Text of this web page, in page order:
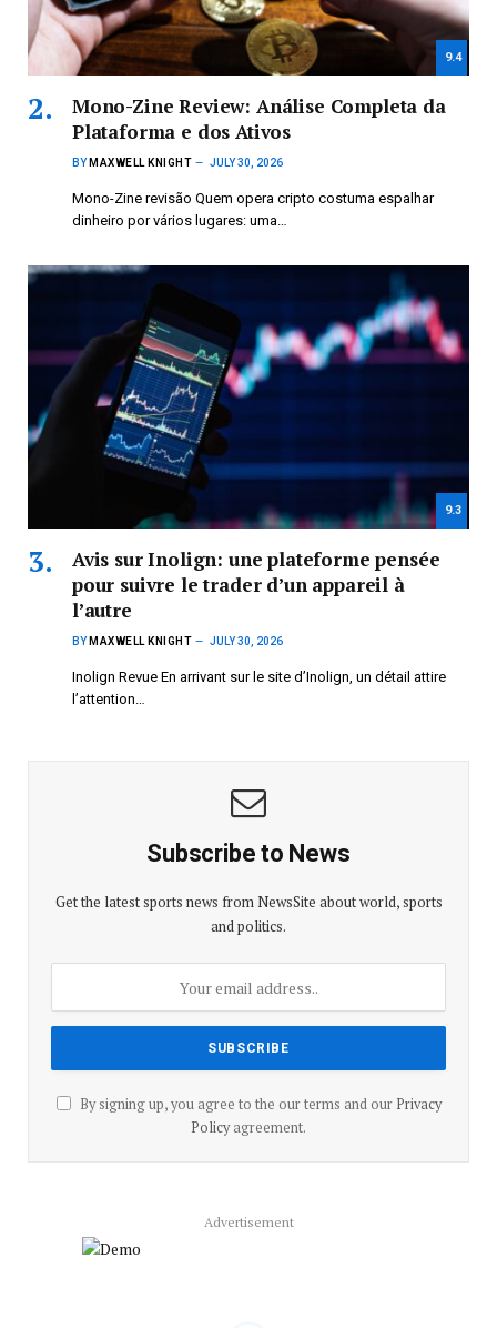
9.4
Mono-Zine Review: Análise Completa da
Plataforma e dos Ativos
BY MAXWELL KNIGHT JULY 30, 2026
Mono-Zine revisão Quem opera cripto costuma espalhar
dinheiro por vários lugares: uma…
9.3
Avis sur Inolign: une plateforme pensée
pour suivre le trader d’un appareil à
l’autre
BY MAXWELL KNIGHT JULY 30, 2026
Inolign Revue En arrivant sur le site d’Inolign, un détail attire
l’attention…
Subscribe to News
Get the latest sports news from NewsSite about world, sports
and politics.
By signing up, you agree to the our terms and our Privacy
Policyagreement.
Advertisement